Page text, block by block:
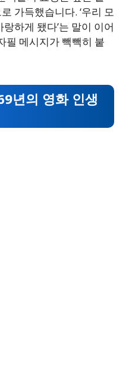
가득했습니다. ‘우리 모
하게 됐다’는 말이 이어
필 메시지가 빽빽히 붙
년의 영화 인생